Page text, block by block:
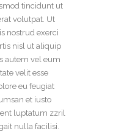
tincidunt ut
volutpat. Ut
nostrud exerci
nisl ut aliquip
autem vel eum
velit esse
eu feugiat
et iusto
luptatum zzril
nulla facilisi.